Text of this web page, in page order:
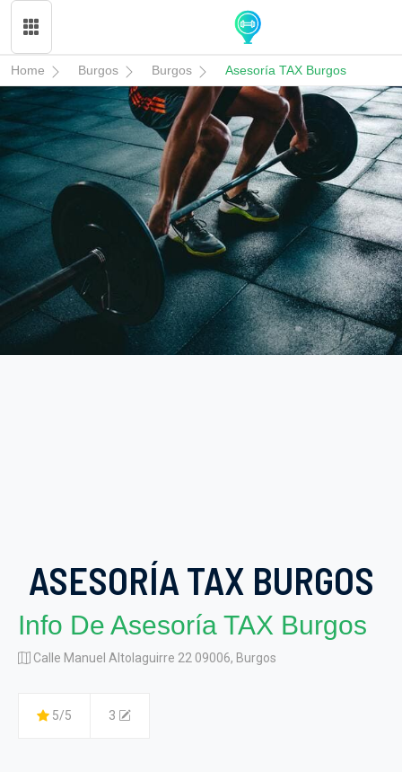
Home Burgos Burgos Asesoría TAX Burgos
ASESORÍA TAX BURGOS
Info De Asesoría TAX Burgos
Calle Manuel Altolaguirre 22 09006, Burgos
5/5 3